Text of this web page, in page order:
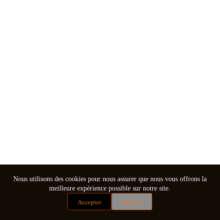
Nous utilisons des cookies pour nous assurer que nous vous offrons la
meilleure expérience possible sur notre site.
Accepter Refuser
Mentions légales
Conditions générales de vente